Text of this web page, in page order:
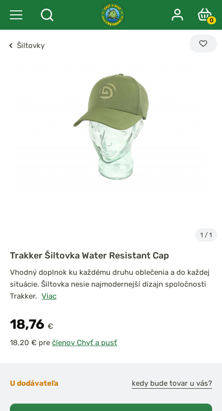
0
Šiltovky
1 / 1
Trakker Šiltovka Water Resistant Cap
Vhodný doplnok ku každému druhu oblečenia a do každej
situácie. Šiltovka nesie najmodernejší dizajn spoločnosti
Trakker. Viac
18,76 €
pre členov Chyť a pusť
U dodávateľa kedy bude tovar u vás?